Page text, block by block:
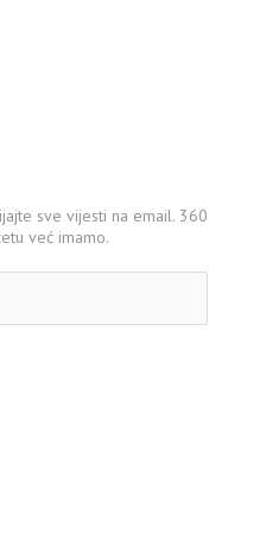
sve vijesti na email. 360
već imamo.